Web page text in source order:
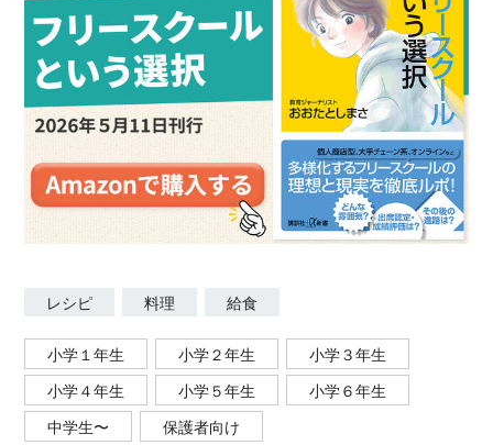
レシピ 料理 給食
小学１年生 小学２年生
小学３年生
小学４年生
小学５年生
小学６年生
中学生〜
保護者向け